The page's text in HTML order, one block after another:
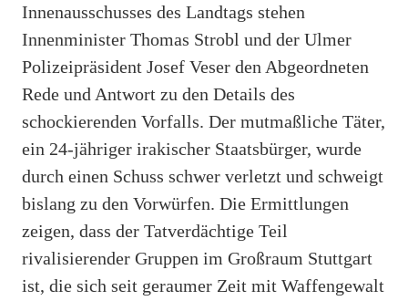
Innenausschusses des Landtags stehen
Innenminister Thomas Strobl und der Ulmer
Polizeipräsident Josef Veser den Abgeordneten
Rede und Antwort zu den Details des
schockierenden Vorfalls. Der mutmaßliche Täter,
ein 24-jähriger irakischer Staatsbürger, wurde
durch einen Schuss schwer verletzt und schweigt
bislang zu den Vorwürfen. Die Ermittlungen
zeigen, dass der Tatverdächtige Teil
rivalisierender Gruppen im Großraum Stuttgart
ist, die sich seit geraumer Zeit mit Waffengewalt